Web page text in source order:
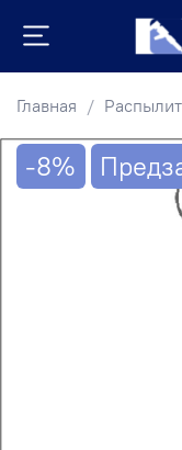
Главная
-8%